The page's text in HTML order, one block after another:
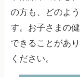
の方も、どのよ
す。お子さまの
できることがあ
ください。